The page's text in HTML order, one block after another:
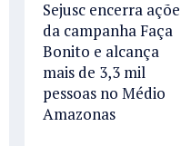
Sejusc encerra
da campanha Faça
Bonito e alcança
mais de 3,3 mil
pessoas no Médio
Amazonas